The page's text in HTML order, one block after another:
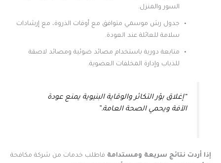
السور والمنزل.
جدول رش موسمي متوافق مع أوقات الذروة، مع إرشادات
سلامة للعائلة عند العودة.
متابعة دورية باستخدام مصائد ضوئية ومصائد لاصقة
للذباب وإدارة المخلفات العضوية.
“إغلاق بؤر التكاثر والوقاية البنيوية يمنع عودة
الآفة ويحمي الصحة العامة.”
إذا أردت نتائج سريعة ومستدامة فاطلب خدمات من شركة مكافحة